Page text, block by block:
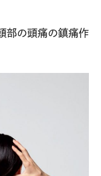
部の頭痛の鎮痛作